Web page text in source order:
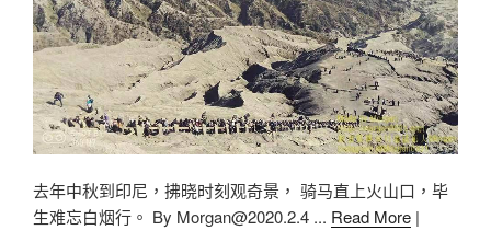
去年中秋到印尼，拂晓时刻观奇景， 骑马直上火山口，毕
生难忘白烟行。 By Morgan@2020.2.4 ... Read More |